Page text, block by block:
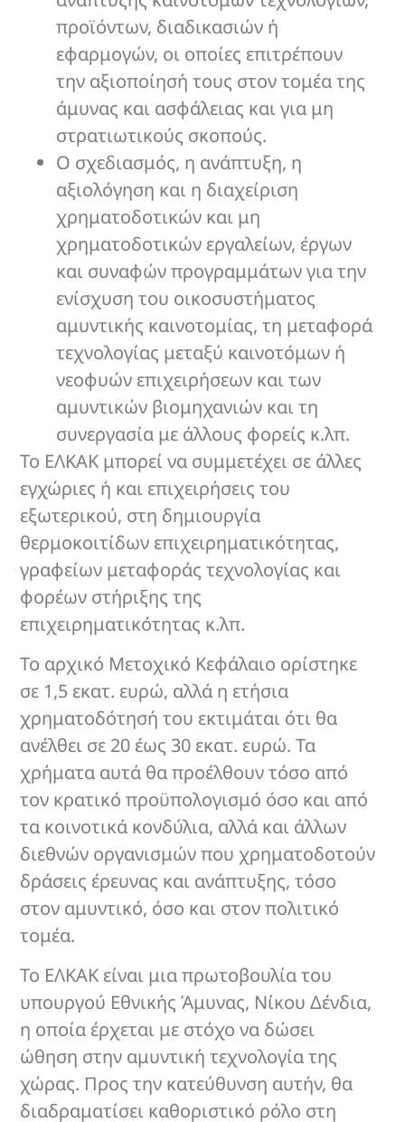
προϊόντων, διαδικασιών ή
εφαρμογών, οι οποίες επιτρέπουν
την αξιοποίησή τους στον τομέα της
άμυνας και ασφάλειας και για μη
στρατιωτικούς σκοπούς.
Ο σχεδιασμός, η ανάπτυξη, η
αξιολόγηση και η διαχείριση
χρηματοδοτικών και μη
χρηματοδοτικών εργαλείων, έργων
και συναφών προγραμμάτων για την
ενίσχυση του οικοσυστήματος
αμυντικής καινοτομίας, τη μεταφορά
τεχνολογίας μεταξύ καινοτόμων ή
νεοφυών επιχειρήσεων και των
αμυντικών βιομηχανιών και τη
συνεργασία με άλλους φορείς κ.λπ.
Το ΕΛΚΑΚ μπορεί να συμμετέχει σε άλλες
εγχώριες ή και επιχειρήσεις του
εξωτερικού, στη δημιουργία
θερμοκοιτίδων επιχειρηματικότητας,
γραφείων μεταφοράς τεχνολογίας και
φορέων στήριξης της
επιχειρηματικότητας κ.λπ.
Το αρχικό Μετοχικό Κεφάλαιο ορίστηκε
σε 1,5 εκατ. ευρώ, αλλά η ετήσια
χρηματοδότησή του εκτιμάται ότι θα
ανέλθει σε 20 έως 30 εκατ. ευρώ. Τα
χρήματα αυτά θα προέλθουν τόσο από
τον κρατικό προϋπολογισμό όσο και από
τα κοινοτικά κονδύλια, αλλά και άλλων
διεθνών οργανισμών που χρηματοδοτούν
δράσεις έρευνας και ανάπτυξης, τόσο
στον αμυντικό, όσο και στον πολιτικό
τομέα.
Το ΕΛΚΑΚ είναι μια πρωτοβουλία του
υπουργού Εθνικής Άμυνας, Νίκου Δένδια,
η οποία έρχεται με στόχο να δώσει
ώθηση στην αμυντική τεχνολογία της
χώρας. Προς την κατεύθυνση αυτήν, θα
διαδραματίσει καθοριστικό ρόλο στη